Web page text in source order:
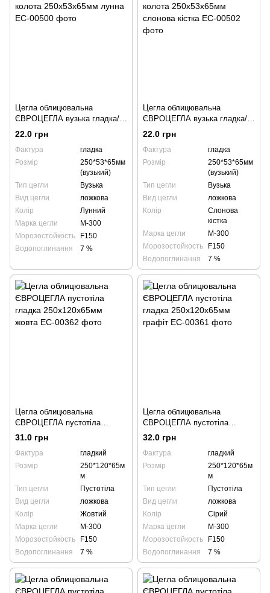
Цегла облицювальна
ЄВРОЦЕГЛА вузька гладка/
колота 250х53х65мм лунна
22.0 грн
Фактура
гладка
Розмір
250*53*65мм
(вузький)
Тип цегли
Вузька
Вид цегли
ложкова
Колір
Лунний
Марка цегли
М-300
Морозостойкость
F150
Водопоглинання
7 %
Цегла облицювальна
ЄВРОЦЕГЛА вузька гладка/
колота 250х53х65мм слонова
22.0 грн
Фактура
гладка
Розмір
250*53*65мм
(вузький)
Тип цегли
Вузька
Вид цегли
ложкова
Колір
Слонова
кістка
Марка цегли
М-300
Морозостойкость
F150
Водопоглинання
7 %
Цегла облицювальна
ЄВРОЦЕГЛА пустотіла
гладка 250х120х65мм жовта
31.0 грн
Фактура
гладкий
Розмір
250*120*65м
м
Тип цегли
Пустотіла
Вид цегли
ложкова
Колір
Жовтий
Марка цегли
М-300
Морозостойкость
F150
Водопоглинання
7 %
Цегла облицювальна
ЄВРОЦЕГЛА пустотіла
гладка 250х120х65мм графіт
32.0 грн
Фактура
гладкий
Розмір
250*120*65м
м
Тип цегли
Пустотіла
Вид цегли
ложкова
Колір
Сірий
Марка цегли
М-300
Морозостойкость
F150
Водопоглинання
7 %